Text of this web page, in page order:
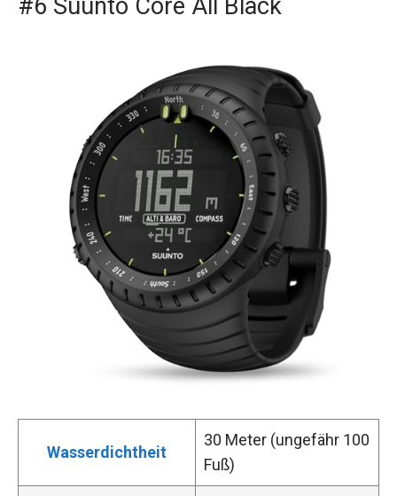
#6 Suunto Core All Black
Wasserdichtheit
30 Meter (ungefähr 100
Fuß)